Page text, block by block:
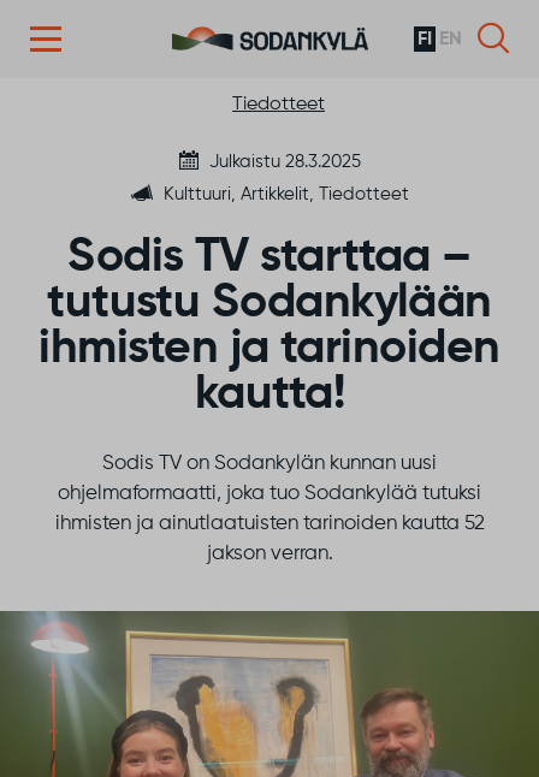
FI EN
Tiedotteet
Julkaistu 28.3.2025
Kulttuuri, Artikkelit, Tiedotteet
Sodis TV starttaa –
tutustu Sodankylään
ihmisten ja tarinoiden
kautta!
Sodis TV on Sodankylän kunnan uusi
ohjelmaformaatti, joka tuo Sodankylää tutuksi
ihmisten ja ainutlaatuisten tarinoiden kautta 52
jakson verran.